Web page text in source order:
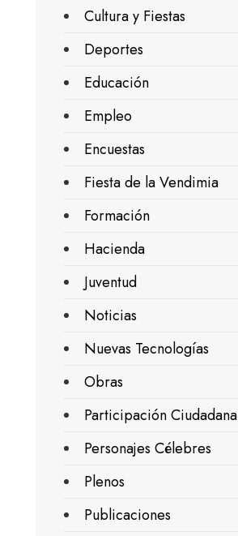
Cultura y Fiestas
Deportes
Educación
Empleo
Encuestas
Fiesta de la Vendimia
Formación
Hacienda
Juventud
Noticias
Nuevas Tecnologías
Obras
Participación Ciudadana
Personajes Célebres
Plenos
Publicaciones